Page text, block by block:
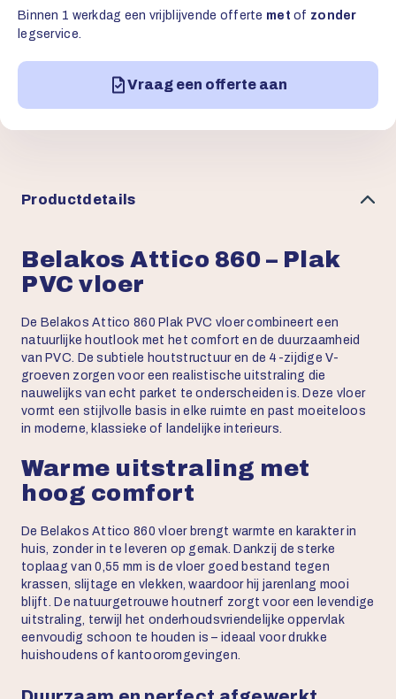
Binnen 1 werkdag een vrijblijvende offerte met of zonder
legservice.
Vraag een offerte aan
Productdetails
Belakos Attico 860 – Plak
PVC vloer
De Belakos Attico 860 Plak PVC vloer combineert een
natuurlijke houtlook met het comfort en de duurzaamheid
van PVC. De subtiele houtstructuur en de 4-zijdige V-
groeven zorgen voor een realistische uitstraling die
nauwelijks van echt parket te onderscheiden is. Deze vloer
vormt een stijlvolle basis in elke ruimte en past moeiteloos
in moderne, klassieke of landelijke interieurs.
Warme uitstraling met
hoog comfort
De Belakos Attico 860 vloer brengt warmte en karakter in
huis, zonder in te leveren op gemak. Dankzij de sterke
toplaag van 0,55 mm is de vloer goed bestand tegen
krassen, slijtage en vlekken, waardoor hij jarenlang mooi
blijft. De natuurgetrouwe houtnerf zorgt voor een levendige
uitstraling, terwijl het onderhoudsvriendelijke oppervlak
eenvoudig schoon te houden is – ideaal voor drukke
huishoudens of kantooromgevingen.